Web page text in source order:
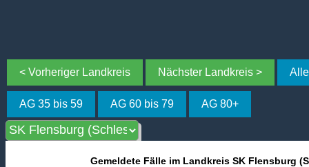
< Vorheriger Landkreis Nächster Landkreis >
AG 35 bis 59 AG 60 bis 79 AG 80+
Gemeldete Fälle im Landkreis SK Flensburg